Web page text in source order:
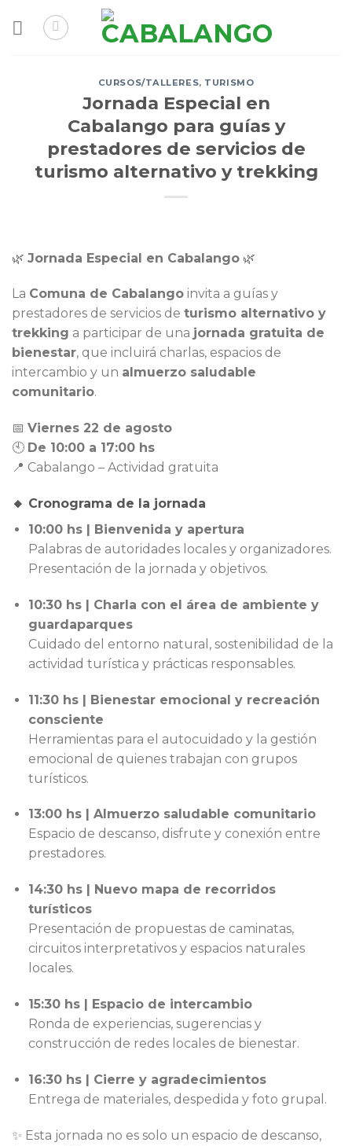
CURSOS/TALLERES, TURISMO
Jornada Especial en
Cabalango para guías y
prestadores de servicios de
turismo alternativo y trekking
🌿 Jornada Especial en Cabalango 🌿
La Comuna de Cabalango invita a guías y
prestadores de servicios de turismo alternativo y
trekking a participar de una jornada gratuita de
bienestar, que incluirá charlas, espacios de
intercambio y un almuerzo saludable
comunitario.
📅 Viernes 22 de agosto
🕙 De 10:00 a 17:00 hs
📍 Cabalango – Actividad gratuita
🔸 Cronograma de la jornada
10:00 hs | Bienvenida y apertura
Palabras de autoridades locales y organizadores.
Presentación de la jornada y objetivos.
10:30 hs | Charla con el área de ambiente y
guardaparques
Cuidado del entorno natural, sostenibilidad de la
actividad turística y prácticas responsables.
11:30 hs | Bienestar emocional y recreación
consciente
Herramientas para el autocuidado y la gestión
emocional de quienes trabajan con grupos
turísticos.
13:00 hs | Almuerzo saludable comunitario
Espacio de descanso, disfrute y conexión entre
prestadores.
14:30 hs | Nuevo mapa de recorridos
turísticos
Presentación de propuestas de caminatas,
circuitos interpretativos y espacios naturales
locales.
15:30 hs | Espacio de intercambio
Ronda de experiencias, sugerencias y
construcción de redes locales de bienestar.
16:30 hs | Cierre y agradecimientos
Entrega de materiales, despedida y foto grupal.
✨ Esta jornada no es solo un espacio de descanso,